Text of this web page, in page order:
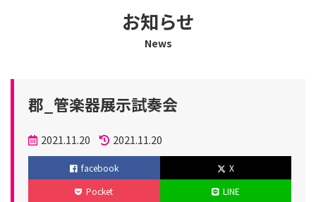
お知らせ
News
郡_管楽器展示試奏会
投
稿
日
2021.11.20
更
新
2021.11.20
facebook
X
Pocket
LINE